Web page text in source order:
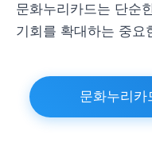
문화누리카드는 단순
기회를 확대하는 중요
문화누리카